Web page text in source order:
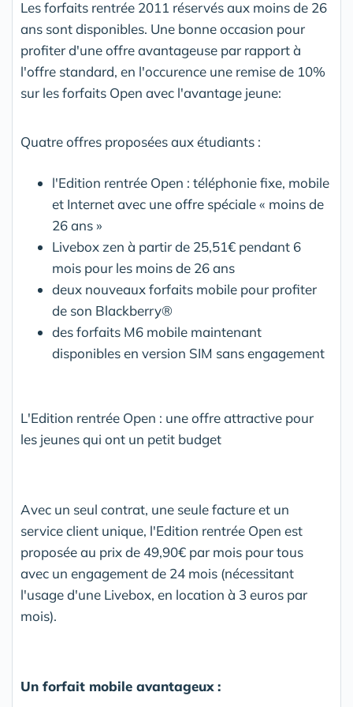
Les forfaits rentrée 2011 réservés aux moins de 26
ans sont disponibles. Une bonne occasion pour
profiter d'une offre avantageuse par rapport à
l'offre standard, en l'occurence une remise de 10%
sur les forfaits Open avec l'avantage jeune:
Quatre offres proposées aux étudiants :
l'Edition rentrée Open : téléphonie fixe, mobile
et Internet avec une offre spéciale « moins de
26 ans »
Livebox zen à partir de 25,51€ pendant 6
mois pour les moins de 26 ans
deux nouveaux forfaits mobile pour profiter
de son Blackberry®
des forfaits M6 mobile maintenant
disponibles en version SIM sans engagement
L'Edition rentrée Open : une offre attractive pour
les jeunes qui ont un petit budget
Avec un seul contrat, une seule facture et un
service client unique, l'Edition rentrée Open est
proposée au prix de 49,90€ par mois pour tous
avec un engagement de 24 mois (nécessitant
l'usage d'une Livebox, en location à 3 euros par
mois).
Un forfait mobile avantageux :